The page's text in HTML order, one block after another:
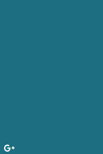
Google